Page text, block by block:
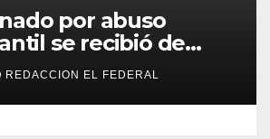
por abuso
se recibió de
dentro del
de La
REDACCION EL FEDERAL